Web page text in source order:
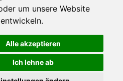
um unsere Website
Alle akzeptieren
Ich lehne ab
auf Ihrem Computer zu speichern.
Seite funktioniert, andere helfen uns dabei, das
Medien
Facebook
Twitter
YouTube
Google+